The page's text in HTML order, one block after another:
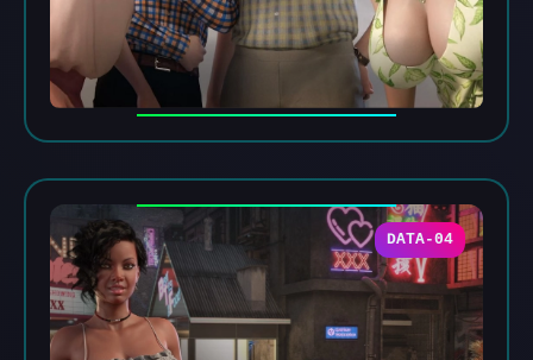
DATA-04